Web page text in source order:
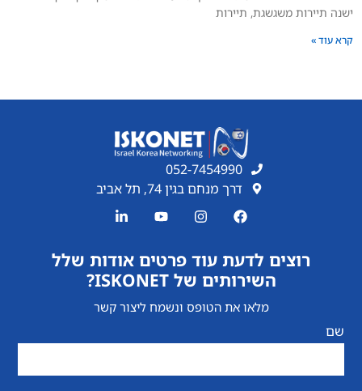
ישנה תיירות משגשגת, תיירות
קרא עוד »
052-7454990
דרך מנחם בגין 74, תל אביב
רוצים לדעת עוד פרטים אודות שלל
השירותים של ISKONET?
מלאו את הטופס ונשמח ליצור קשר
שם